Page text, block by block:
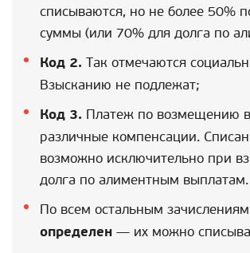
списываются, но не более 50%
суммы (или 70% для долга по
Код 2. Так отмечаются
Взысканию не подлежат;
Код 3. Платеж по возмещению
различные компенсации.
возможно исключительно при
долга по алиментным выплатам.
По всем остальным зачислениям
определен — их можно